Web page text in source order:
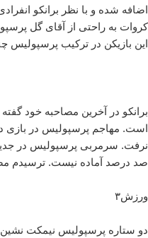
اضافه شده و با نظر برانکو
کروات به راحتی از آقای گل
این بازیکن در ترکیب پرسپولیس
برانکو در آخرین مصاحبه خود
است. مهاجم پرسپولیس در بازی
نرفت. سرمربی پرسپولیس در
صد درصد آماده نیست. ترسیدم
ورزش۳
دو ستاره پرسپولیس نیمکت